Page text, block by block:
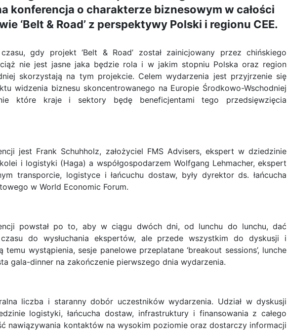
konferencja o charakterze biznesowym w całości
‘Belt & Road’ z perspektywy Polski i regionu CEE.
gdy projekt ‘Belt & Road’ został zainicjowany przez chińskiego
nie jest jasne jaka będzie rola i w jakim stopniu Polska oraz region
skorzystają na tym projekcie. Celem wydarzenia jest przyjrzenie się
widzenia biznesu skoncentrowanego na Europie Środkowo-Wschodniej
które kraje i sektory będę beneficjentami tego przedsięwzięcia
jest Frank Schuhholz, założyciel FMS Advisers, ekspert w dziedzinie
i logistyki (Haga) a współgospodarzem Wolfgang Lehmacher, ekspert
transporcie, logistyce i łańcuchu dostaw, były dyrektor ds. łańcucha
w World Economic Forum.
powstał po to, aby w ciągu dwóch dni, od lunchu do lunchu, dać
do wysłuchania ekspertów, ale przede wszystkim do dyskusji i
temu wystąpienia, sesje panelowe przeplatane ‘breakout sessions’, lunche
gala-dinner na zakończenie pierwszego dnia wydarzenia.
liczba i staranny dobór uczestników wydarzenia. Udział w dyskusji
logistyki, łańcucha dostaw, infrastruktury i finansowania z całego
nawiązywania kontaktów na wysokim poziomie oraz dostarczy informacji